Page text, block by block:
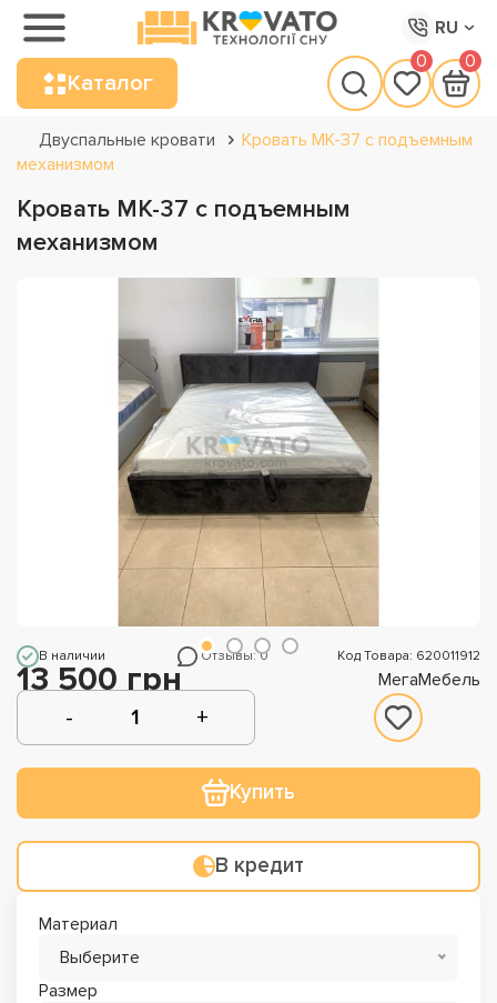
RU
Каталог
0 0
Двуспальные кровати
Кровать МК-37 с подъемным
механизмом
Кровать МК-37 с подъемным
механизмом
В наличии Отзывы: 0 Код Товара: 620011912
13 500 грн МегаМебель
Купить
В кредит
Материал
Выберите
Размер